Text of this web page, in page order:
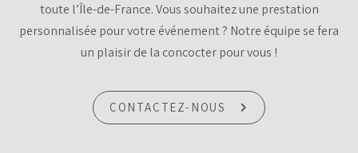
toute l’Île-de-France. Vous souhaitez une prestation
personnalisée pour votre événement ? Notre équipe se fera
un plaisir de la concocter pour vous !
CONTACTEZ-NOUS